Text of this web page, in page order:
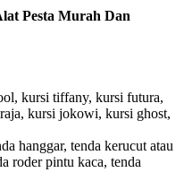
Pesta Murah Dan
kursi tiffany, kursi futura,
kursi jokowi, kursi ghost,
hanggar, tenda kerucut atau
roder pintu kaca, tenda